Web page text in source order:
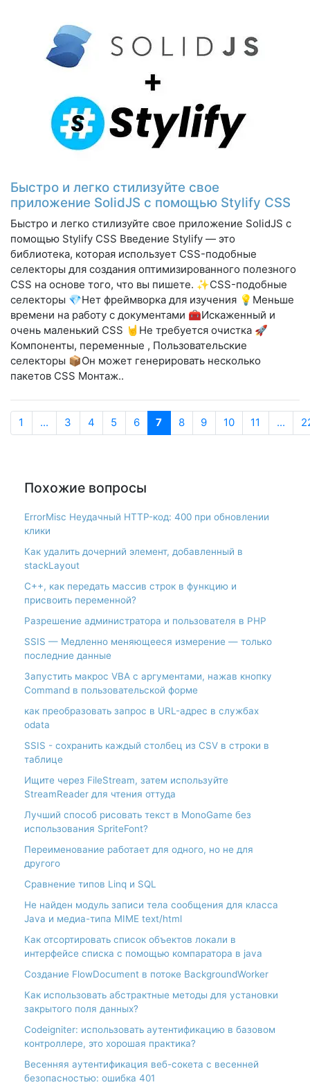
Быстро и легко стилизуйте свое
приложение SolidJS с помощью Stylify CSS
Быстро и легко стилизуйте свое приложение SolidJS с
помощью Stylify CSS Введение Stylify — это
библиотека, которая использует CSS-подобные
селекторы для создания оптимизированного полезного
CSS на основе того, что вы пишете. ✨CSS-подобные
селекторы 💎Нет фреймворка для изучения 💡Меньше
времени на работу с документами 🧰Искаженный и
очень маленький CSS 🤘Не требуется очистка 🚀
Компоненты, переменные , Пользовательские
селекторы 📦Он может генерировать несколько
пакетов CSS Монтаж..
1 ... 3 4 5 6 7 8 9 10 11 ...
Похожие вопросы
ErrorMisc Неудачный HTTP-код: 400 при обновлении
клики
Как удалить дочерний элемент, добавленный в
stackLayout
С++, как передать массив строк в функцию и
присвоить переменной?
Разрешение администратора и пользователя в PHP
SSIS — Медленно меняющееся измерение — только
последние данные
Запустить макрос VBA с аргументами, нажав кнопку
Command в пользовательской форме
как преобразовать запрос в URL-адрес в службах
odata
SSIS - сохранить каждый столбец из CSV в строки в
таблице
Ищите через FileStream, затем используйте
StreamReader для чтения оттуда
Лучший способ рисовать текст в MonoGame без
использования SpriteFont?
Переименование работает для одного, но не для
другого
Сравнение типов Linq и SQL
Не найден модуль записи тела сообщения для класса
Java и медиа-типа MIME text/html
Как отсортировать список объектов локали в
интерфейсе списка с помощью компаратора в java
Создание FlowDocument в потоке BackgroundWorker
Как использовать абстрактные методы для установки
закрытого поля данных?
Codeigniter: использовать аутентификацию в базовом
контроллере, это хорошая практика?
Весенняя аутентификация веб-сокета с весенней
безопасностью: ошибка 401